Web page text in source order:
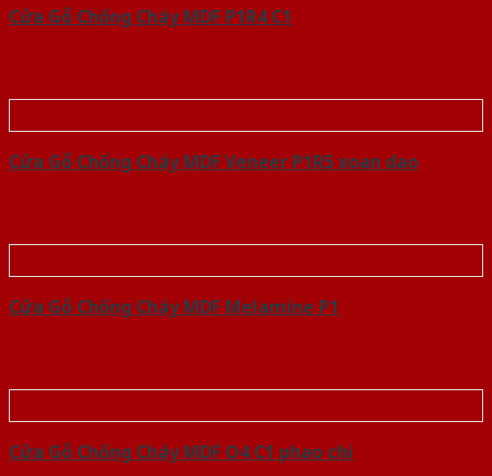
Cửa Gỗ Chống Cháy MDF P1R4 C1
Cửa Gỗ Chống Cháy MDF Veneer P1R5 xoan dao
Cửa Gỗ Chống Cháy MDF Melamine P1
Cửa Gỗ Chống Cháy MDF O4 C1 phao chi